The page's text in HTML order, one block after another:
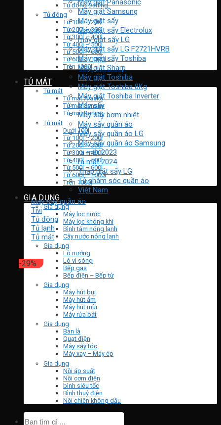
Tủ đông Darling
Tủ đông
Từ 100l – 200l
Từ 200l – 300l
Từ 300l – 400l
Từ 400l – 500l
Từ 500l – 600l
Từ 600l – 1000l
Trên 1000l
TỦ MÁT
Tủ mát
Tủ mát Alaska
Tủ mát Sanaky
Tủ mát Darling
Tủ mát
Dưới 100l
Từ 100l – 200l
Từ 200l – 300l
Từ 300l – 400l
Từ 400l – 500l
Từ 500l – 600l
Từ 600l – 1000l
Trên 1000l
GIA DỤNG
Gia dụng
Máy lọc nước
Máy lọc không khí
Bình tắm nóng lạnh
Cây nước nóng lạnh
Gia dụng
Lò nướng
Lò vi sóng
Bếp gas
Bếp điện – Bếp từ
Gia dụng
Máy hút bụi
Máy hút ẩm
Máy hút mùi
Máy rửa bát
Gia dụng
Bàn là
Quạt điện
Máy sấy tóc
Máy xay – Máy ép
Gia dụng
Nồi áp suất
Nồi cơm điện
bình siêu tốc
Bình thuỷ điện
Nồi chiên không dầu
Tìm
Máy giặt Samsung
Máy giặt sấy
Máy giặt sấy Electrolux
máy giặt sấy LG
Máy giặt sấy LG F2721HVRB
Máy giặt sấy Toshiba
Máy giặt Sharp
Máy giặt Toshiba
Máy giặt Toshiba 8Kg
Máy giặt Toshiba Inverter
Máy sấy
Máy sấy bơm nhiệt
Máy sấy quần áo
Máy sấy quần áo LG
Máy sấy quần áo Samsung
ra mắt 2023
ra mắt 2024
Tháp giặt sấy LG
Tủ chăm sóc quần áo
Việt Nam
Máy sấy quần áo
Tivi
Tủ đông
Tủ lạnh
Tủ mát
-29%